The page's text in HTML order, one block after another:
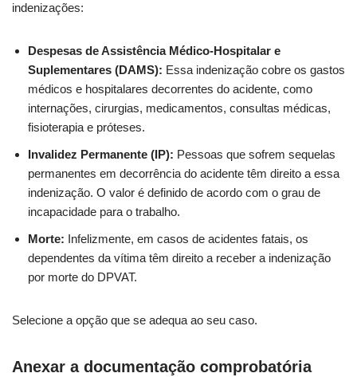
indenizações:
Despesas de Assistência Médico-Hospitalar e
Suplementares (DAMS): Essa indenização cobre os gastos
médicos e hospitalares decorrentes do acidente, como
internações, cirurgias, medicamentos, consultas médicas,
fisioterapia e próteses.
Invalidez Permanente (IP): Pessoas que sofrem sequelas
permanentes em decorrência do acidente têm direito a essa
indenização. O valor é definido de acordo com o grau de
incapacidade para o trabalho.
Morte: Infelizmente, em casos de acidentes fatais, os
dependentes da vítima têm direito a receber a indenização
por morte do DPVAT.
Selecione a opção que se adequa ao seu caso.
Anexar a documentação comprobatória